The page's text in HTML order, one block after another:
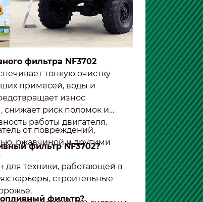
фильтра NF3702
тонкую очистку
примесей, воды и
износ
снижает риск поломок и
работы двигателя.
фильтр NF3702?
от повреждений,
ржавчиной и другими
для техники, работающей в
карьеры, строительные
фильтр?